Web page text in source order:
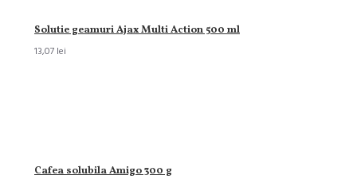
Solutie geamuri Ajax Multi Action 500 ml
13,07 lei
Cafea solubila Amigo 300 g